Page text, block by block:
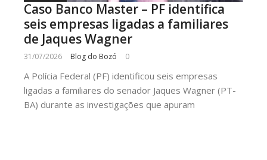
Caso Banco Master – PF identifica
seis empresas ligadas a familiares
de Jaques Wagner
31/07/2026 Blog do Bozó 0
A Polícia Federal (PF) identificou seis empresas
ligadas a familiares do senador Jaques Wagner (PT-
BA) durante as investigações que apuram